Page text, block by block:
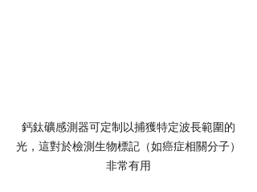
鈣鈦礦感測器可定制以捕獲特定波長範圍的
光，這對於檢測生物標記（如癌症相關分子）
非常有用